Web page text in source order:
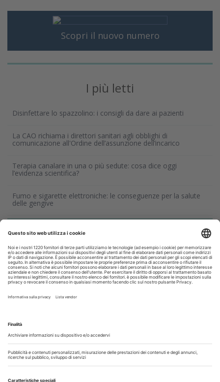
Scopri il nuovo numero
I più letti
Disinfettare lo spazzolino: i consigli da dare ai pazienti
La CAO richiama i direttori sanitari agli obblighi di
comunicazione all'Ordine dell’assunzione dell’incarico
Terapia canalare in una o più sedute: cosa dice oggi
l’evidenza scientifica?
Fumo e sigarette elettroniche: le conseguenze per la salute
delle gengive
Corsi, Convegni, Eventi
Agosto 2026
Do Lu Ma Me Gi Ve
Sa
16
17 18 19
23
24 25 26 27 28
29
30
31